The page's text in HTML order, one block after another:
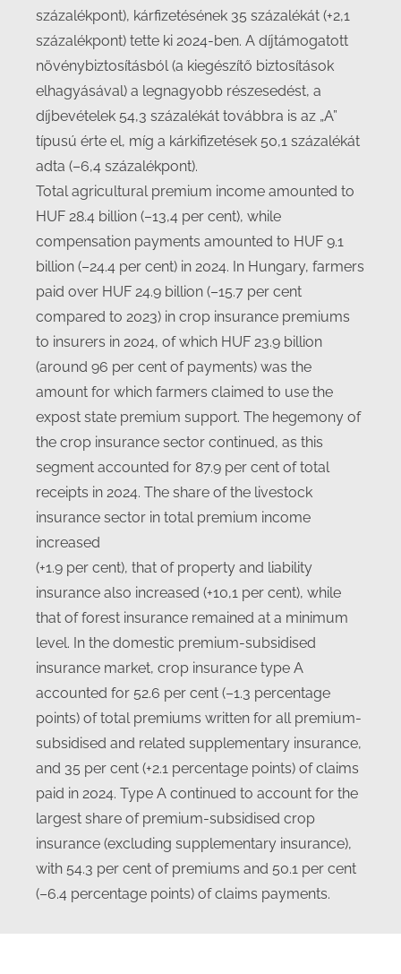
százalékpont), kárfizetésének 35 százalékát (+2,1
százalékpont) tette ki 2024-ben. A díjtámogatott
növénybiztosításból (a kiegészítő biztosítások
elhagyásával) a legnagyobb részesedést, a
díjbevételek 54,3 százalékát továbbra is az „A”
típusú érte el, míg a kárkifizetések 50,1 százalékát
adta (–6,4 százalékpont).
Total agricultural premium income amounted to
HUF 28.4 billion (–13,4 per cent), while
compensation payments amounted to HUF 9.1
billion (–24.4 per cent) in 2024. In Hungary, farmers
paid over HUF 24.9 billion (–15.7 per cent
compared to 2023) in crop insurance premiums
to insurers in 2024, of which HUF 23.9 billion
(around 96 per cent of payments) was the
amount for which farmers claimed to use the
expost state premium support. The hegemony of
the crop insurance sector continued, as this
segment accounted for 87.9 per cent of total
receipts in 2024. The share of the livestock
insurance sector in total premium income
increased
(+1.9 per cent), that of property and liability
insurance also increased (+10,1 per cent), while
that of forest insurance remained at a minimum
level. In the domestic premium-subsidised
insurance market, crop insurance type A
accounted for 52.6 per cent (–1.3 percentage
points) of total premiums written for all premium-
subsidised and related supplementary insurance,
and 35 per cent (+2.1 percentage points) of claims
paid in 2024. Type A continued to account for the
largest share of premium-subsidised crop
insurance (excluding supplementary insurance),
with 54.3 per cent of premiums and 50.1 per cent
(–6.4 percentage points) of claims payments.